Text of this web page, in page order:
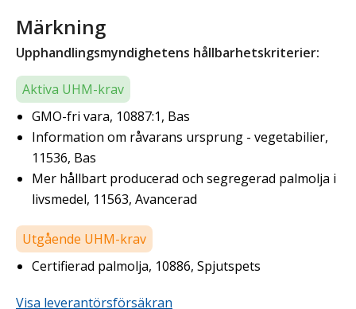
Märkning
Upphandlingsmyndighetens hållbarhetskriterier:
Aktiva UHM-krav
GMO-fri vara, 10887:1, Bas
Information om råvarans ursprung - vegetabilier,
11536, Bas
Mer hållbart producerad och segregerad palmolja i
livsmedel, 11563, Avancerad
Utgående UHM-krav
Certifierad palmolja, 10886, Spjutspets
Visa leverantörsförsäkran